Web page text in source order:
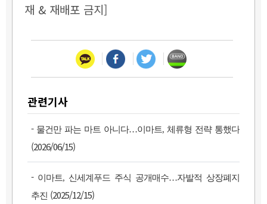
재 & 재배포 금지]
관련기사
- 물건만 파는 마트 아니다…이마트, 체류형 전략 통했다
(2026/06/15)
- 이마트, 신세계푸드 주식 공개매수…자발적 상장폐지
추진 (2025/12/15)